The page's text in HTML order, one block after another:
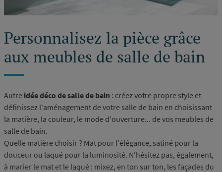
Personnalisez la pièce grâce
aux meubles de salle de bain
Autre idée déco de salle de bain : créez votre propre style et
définissez l'aménagement de votre salle de bain en choisissant
la matière, la couleur, le mode d'ouverture... de vos meubles de
salle de bain.
Quelle matière choisir ? Mat pour l'élégance, satiné pour la
douceur ou laqué pour la luminosité. N'hésitez pas, également,
à marier le mat et le laqué : mixez, en ton sur ton, les façades du